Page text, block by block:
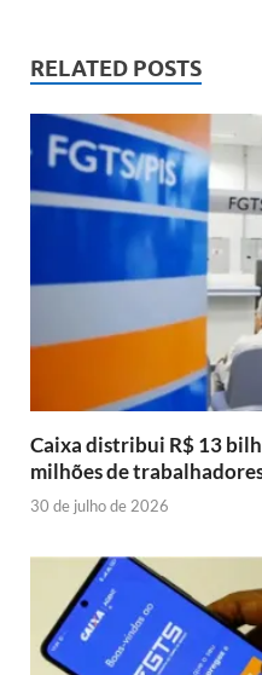
RELATED POSTS
Caixa distribui R$ 13
milhões de
30 de julho de 2026